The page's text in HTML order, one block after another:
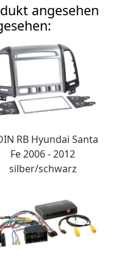
angesehen
RB Hyundai Santa
Fe 2006 - 2012
silber/schwarz